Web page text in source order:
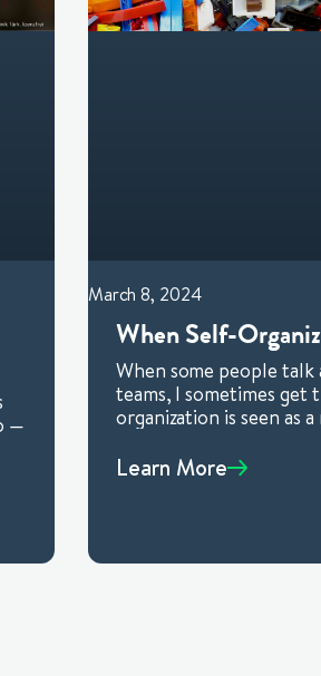
—
When Self-
When some people
teams, I sometimes get
organization is seen as
Learn More
March 8, 2024